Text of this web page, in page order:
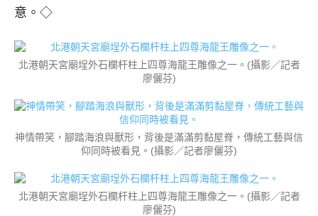
意。◇
北港朝天宮廟埕外石欄杆柱上四尊海龍王雕像之一。(攝影／記者
廖儷芬)
神情帶笑，腳踏海浪與獸形，背後是滿滿剪黏屋脊，傳統工藝與信
仰同時被看見。(攝影／記者廖儷芬)
北港朝天宮廟埕外石欄杆柱上四尊海龍王雕像之一。(攝影／記者
廖儷芬)